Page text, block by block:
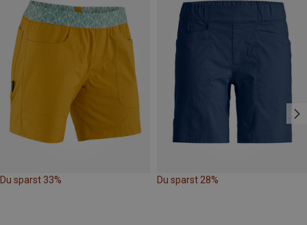
Du sparst 33% Du sparst 28%